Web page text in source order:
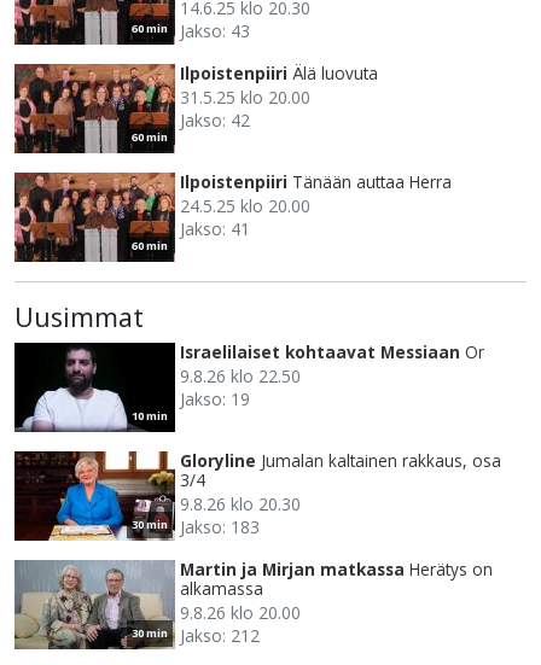
60 min
14.6.25 klo 20.30
Jakso: 43
60 min
Ilpoistenpiiri Älä luovuta
31.5.25 klo 20.00
Jakso: 42
60 min
Ilpoistenpiiri Tänään auttaa Herra
24.5.25 klo 20.00
Jakso: 41
Uusimmat
10 min
Israelilaiset kohtaavat Messiaan Or
9.8.26 klo 22.50
Jakso: 19
30 min
Gloryline Jumalan kaltainen rakkaus, osa
3/4
9.8.26 klo 20.30
Jakso: 183
30 min
Martin ja Mirjan matkassa Herätys on
alkamassa
9.8.26 klo 20.00
Jakso: 212